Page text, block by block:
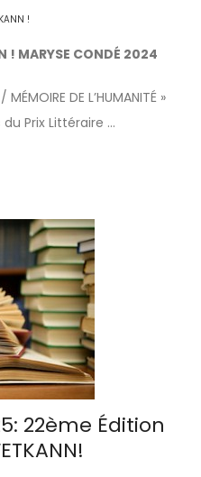
!
! MARYSE CONDÉ 2024
DE L’HUMANITÉ »
Prix Littéraire ...
22ème Édition